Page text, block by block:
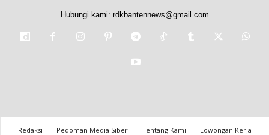
Hubungi kami: rdkbantennews@gmail.com
Redaksi Pedoman Media Siber Tentang Kami
Lowongan Kerja